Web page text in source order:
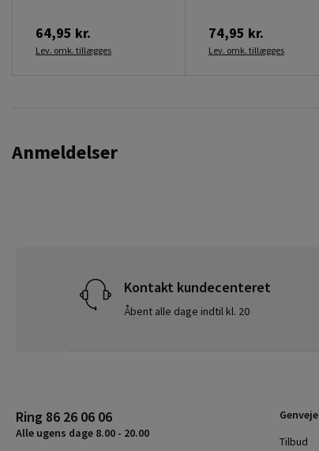
64,95 kr.
Lev. omk. tillægges
74,95 kr.
Lev. omk. tillægges
Anmeldelser
Kontakt kundecenteret
Åbent alle dage indtil kl. 20
Ring 86 26 06 06
Alle ugens dage 8.00 - 20.00
Genveje
Tilbud